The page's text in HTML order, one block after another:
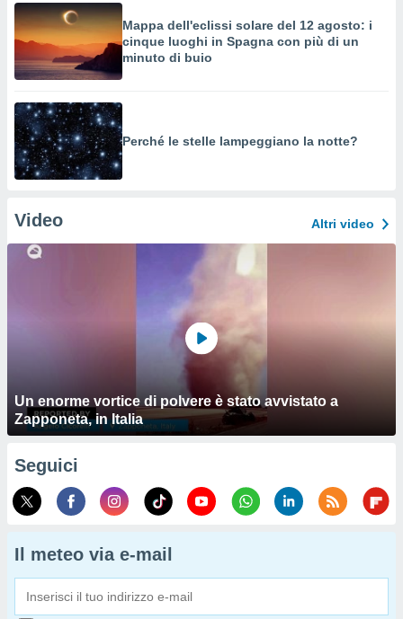
Mappa dell'eclissi solare del 12 agosto: i
cinque luoghi in Spagna con più di un
minuto di buio
Perché le stelle lampeggiano la notte?
Video Altri video
Un enorme vortice di polvere è stato avvistato a
Zapponeta, in Italia
Seguici
Il meteo via e-mail